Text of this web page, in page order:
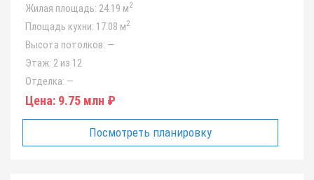
Жилая площадь: 24.19 м2
Площадь кухни: 17.08 м2
Высота потолков: —
Этаж: 2 из 12
Отделка: —
Цена: 9.75 млн ₽
Посмотреть планировку